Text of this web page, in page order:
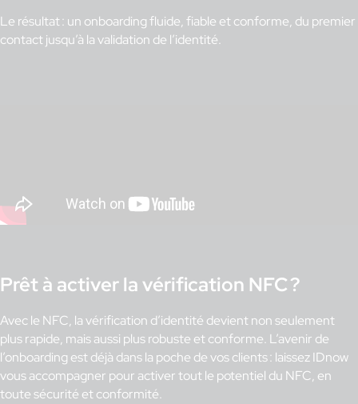
Le résultat : un onboarding fluide, fiable et conforme, du premier
contact jusqu’à la validation de l’identité.
Prêt à activer la vérification NFC ?
Avec le NFC, la vérification d’identité devient non seulement
plus rapide, mais aussi plus robuste et conforme. L’avenir de
l’onboarding est déjà dans la poche de vos clients : laissez IDnow
vous accompagner pour activer tout le potentiel du NFC, en
toute sécurité et conformité.